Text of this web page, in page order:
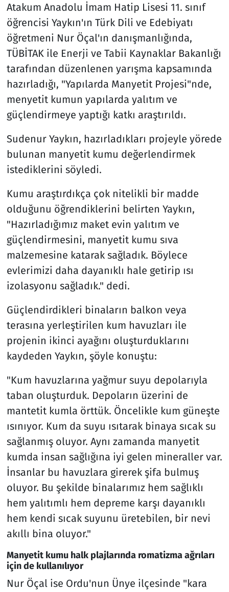
Atakum Anadolu İmam Hatip Lisesi 11. sınıf
öğrencisi Yaykın'ın Türk Dili ve Edebiyatı
öğretmeni Nur Öçal'ın danışmanlığında,
TÜBİTAK ile Enerji ve Tabii Kaynaklar Bakanlığı
tarafından düzenlenen yarışma kapsamında
hazırladığı, "Yapılarda Manyetit Projesi"nde,
menyetit kumun yapılarda yalıtım ve
güçlendirmeye yaptığı katkı araştırıldı.
Sudenur Yaykın, hazırladıkları projeyle yörede
bulunan manyetit kumu değerlendirmek
istediklerini söyledi.
Kumu araştırdıkça çok nitelikli bir madde
olduğunu öğrendiklerini belirten Yaykın,
"Hazırladığımız maket evin yalıtım ve
güçlendirmesini, manyetit kumu sıva
malzemesine katarak sağladık. Böylece
evlerimizi daha dayanıklı hale getirip ısı
izolasyonu sağladık." dedi.
Güçlendirdikleri binaların balkon veya
terasına yerleştirilen kum havuzları ile
projenin ikinci ayağını oluşturduklarını
kaydeden Yaykın, şöyle konuştu:
"Kum havuzlarına yağmur suyu depolarıyla
taban oluşturduk. Depoların üzerini de
mantetit kumla örttük. Öncelikle kum güneşte
ısınıyor. Kum da suyu ısıtarak binaya sıcak su
sağlanmış oluyor. Aynı zamanda manyetit
kumda insan sağlığına iyi gelen mineraller var.
İnsanlar bu havuzlara girerek şifa bulmuş
oluyor. Bu şekilde binalarımız hem sağlıklı
hem yalıtımlı hem depreme karşı dayanıklı
hem kendi sıcak suyunu üretebilen, bir nevi
akıllı bina oluyor."
Manyetit kumu halk plajlarında romatizma ağrıları
için de kullanılıyor
Nur Öçal ise Ordu'nun Ünye ilçesinde "kara
Spor
Teknoloji ve Bilim
Televizyon